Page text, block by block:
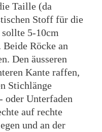
Taille (da
Stoff für die
5-10cm
Röcke an
Den äusseren
Kante raffen,
Stichlänge
oder Unterfaden
auf rechte
und an der